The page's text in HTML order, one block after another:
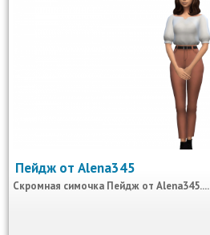
Пейдж от Alena345
Скромная симочка Пейдж от Alena345....